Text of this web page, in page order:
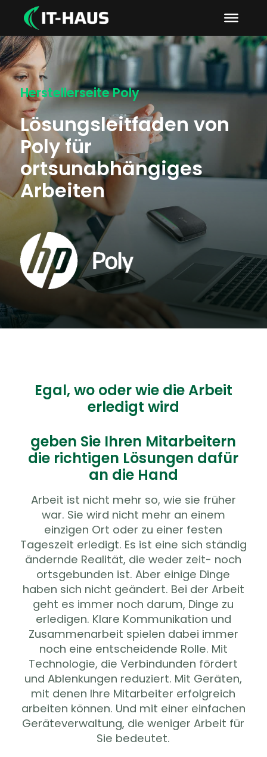
Herstellerseite Poly
Lösungsleitfaden von
Poly für
ortsunabhängiges
Arbeiten
Egal, wo oder wie die Arbeit
erledigt wird
geben Sie Ihren Mitarbeitern
die richtigen Lösungen dafür
an die Hand
Arbeit ist nicht mehr so, wie sie früher
war. Sie wird nicht mehr an einem
einzigen Ort oder zu einer festen
Tageszeit erledigt. Es ist eine sich ständig
ändernde Realität, die weder zeit- noch
ortsgebunden ist. Aber einige Dinge
haben sich nicht geändert. Bei der Arbeit
geht es immer noch darum, Dinge zu
erledigen. Klare Kommunikation und
Zusammenarbeit spielen dabei immer
noch eine entscheidende Rolle. Mit
Technologie, die Verbindunden fördert
und Ablenkungen reduziert. Mit Geräten,
mit denen Ihre Mitarbeiter erfolgreich
arbeiten können. Und mit einer einfachen
Geräteverwaltung, die weniger Arbeit für
Sie bedeutet.